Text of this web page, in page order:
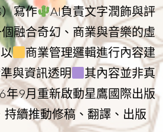
寫作
AI負責文字潤飾與評
融合奇幻、商業與音樂的虛
商業管理邏輯進行內容建
與資訊透明
其內容並非真
年9月重新啟動星鷹國際出版
持續推動修稿、翻譯、出版